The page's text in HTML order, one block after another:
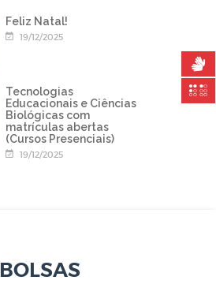
Feliz Natal!
19/12/2025
Tecnologias
Educacionais e Ciências
Biológicas com
matrículas abertas
(Cursos Presenciais)
19/12/2025
BOLSAS